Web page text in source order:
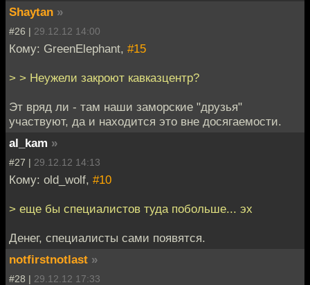
Shaytan »
#26 | 29.12.12 14:00
Кому: GreenElephant, #15
> > Неужели закроют кавказцентр?
Эт вряд ли - там наши заморские "друзья"
участвуют, да и находится это вне досягаемости.
al_kam »
#27 | 29.12.12 14:13
Кому: old_wolf, #10
> еще бы специалистов туда побольше... эх
Денег, специалисты сами появятся.
notfirstnotlast »
#28 | 29.12.12 17:33